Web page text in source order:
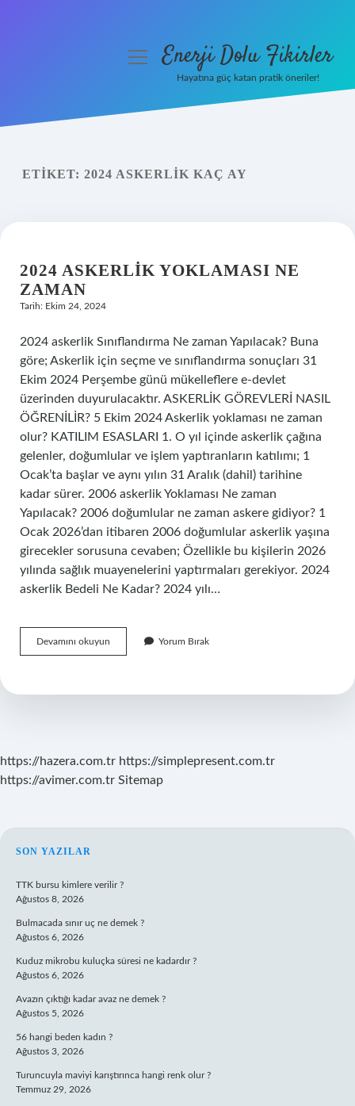
Yasal Uyarı
menüyüEnerji Dolu Fikirler
Hayatına güç katan pratik öneriler!
ETIKET: 2024 ASKERLIK KAÇ AY
2024 ASKERLIK YOKLAMASI NE
ZAMAN
Tarih: Ekim 24, 2024
2024 askerlik Sınıflandırma Ne zaman Yapılacak? Buna
göre; Askerlik için seçme ve sınıflandırma sonuçları 31
Ekim 2024 Perşembe günü mükelleflere e-devlet
üzerinden duyurulacaktır. ASKERLİK GÖREVLERİ NASIL
ÖĞRENİLİR? 5 Ekim 2024 Askerlik yoklaması ne zaman
olur? KATILIM ESASLARI 1. O yıl içinde askerlik çağına
gelenler, doğumlular ve işlem yaptıranların katılımı; 1
Ocak’ta başlar ve aynı yılın 31 Aralık (dahil) tarihine
kadar sürer. 2006 askerlik Yoklaması Ne zaman
Yapılacak? 2006 doğumlular ne zaman askere gidiyor? 1
Ocak 2026’dan itibaren 2006 doğumlular askerlik yaşına
girecekler sorusuna cevaben; Özellikle bu kişilerin 2026
yılında sağlık muayenelerini yaptırmaları gerekiyor. 2024
askerlik Bedeli Ne Kadar? 2024 yılı…
Devamını okuyun
Askerlik
Zaman
Yorum Bırak
https://hazera.com.tr https://simplepresent.com.tr
https://avimer.com.tr Sitemap
SIDEBAR
SON YAZILAR
TTK bursu kimlere verilir ?
Ağustos 8, 2026
Bulmacada sınır uç ne demek ?
Ağustos 6, 2026
Kuduz mikrobu kuluçka süresi ne kadardır ?
Ağustos 6, 2026
Avazın çıktığı kadar avaz ne demek ?
Ağustos 5, 2026
56 hangi beden kadın ?
Ağustos 3, 2026
Turuncuyla maviyi karıştırınca hangi renk olur ?
Temmuz 29, 2026